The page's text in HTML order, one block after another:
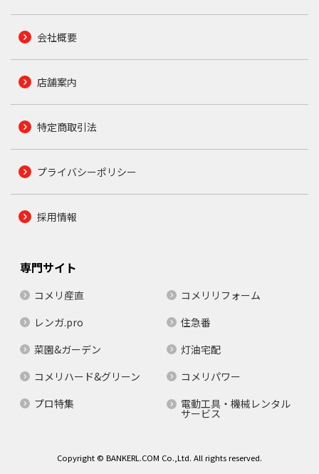
会社概要
店舗案内
特定商取引法
プライバシーポリシー
採用情報
専門サイト
コメリ産直
コメリリフォーム
レンガ.pro
住急番
菜園&ガーデン
灯油宅配
コメリハード&グリーン
コメリパワー
プロ特集
電動工具・機械レンタル
サービス
Copyright © BANKERL.COM Co.,Ltd. All rights reserved.